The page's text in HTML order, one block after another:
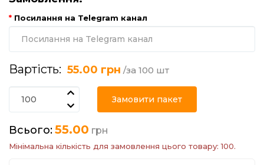
Посилання на Telegram канал
Вартість: 55.00 грн /за 100 шт
Замовити пакет
Всього:55.00 грн
Мінімальна кількість для замовлення цього товару: 100.